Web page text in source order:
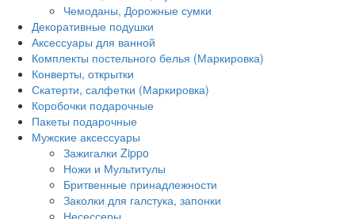
Чемоданы, Дорожные сумки
Декоративные подушки
Аксессуары для ванной
Комплекты постельного белья (Маркировка)
Конверты, открытки
Скатерти, салфетки (Маркировка)
Коробочки подарочные
Пакеты подарочные
Мужские аксессуары
Зажигалки Zippo
Ножи и Мультитулы
Бритвенные принадлежности
Заколки для галстука, запонки
Несессеры